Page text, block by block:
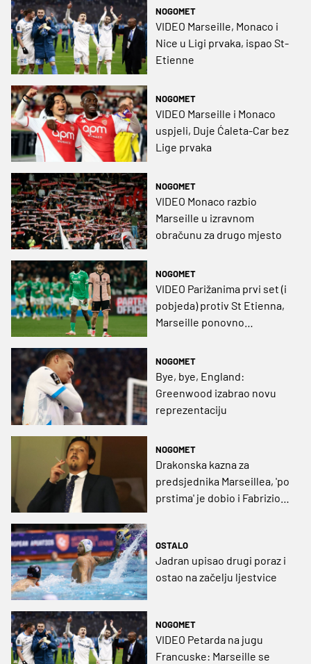
NOGOMET
VIDEO Marseille, Monaco i
Nice u Ligi prvaka, ispao St-
Etienne
NOGOMET
VIDEO Marseille i Monaco
uspjeli, Duje Ćaleta-Car bez
Lige prvaka
NOGOMET
VIDEO Monaco razbio
Marseille u izravnom
obračunu za drugo mjesto
NOGOMET
VIDEO Parižanima prvi set (i
pobjeda) protiv St Etienna,
Marseille ponovno
NOGOMET
Bye, bye, England:
Greenwood izabrao novu
reprezentaciju
NOGOMET
Drakonska kazna za
predsjednika Marseillea, 'po
prstima' je dobio i Fabrizio
OSTALO
Jadran upisao drugi poraz i
ostao na začelju ljestvice
NOGOMET
VIDEO Petarda na jugu
Francuske: Marseille se